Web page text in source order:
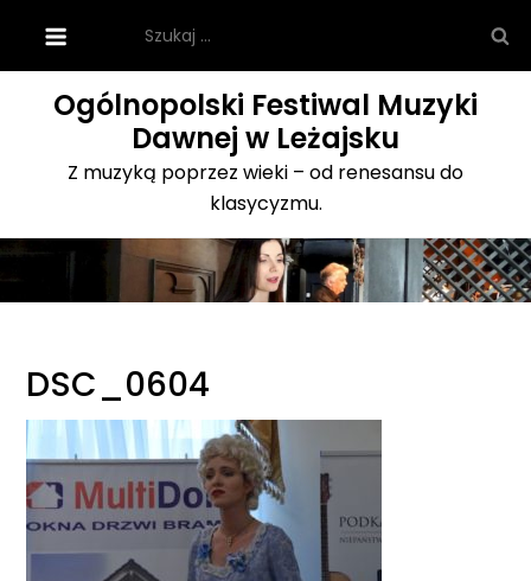
content
Ogólnopolski Festiwal Muzyki
Dawnej w Leżajsku
Z muzyką poprzez wieki – od renesansu do
klasycyzmu.
DSC_0604